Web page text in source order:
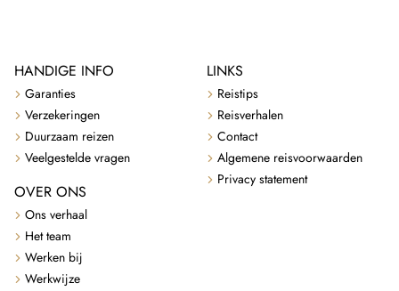
HANDIGE INFO
Garanties
Verzekeringen
Duurzaam reizen
Veelgestelde vragen
OVER ONS
Ons verhaal
Het team
Werken bij
Werkwijze
LINKS
Reistips
Reisverhalen
Contact
Algemene reisvoorwaarden
Privacy statement